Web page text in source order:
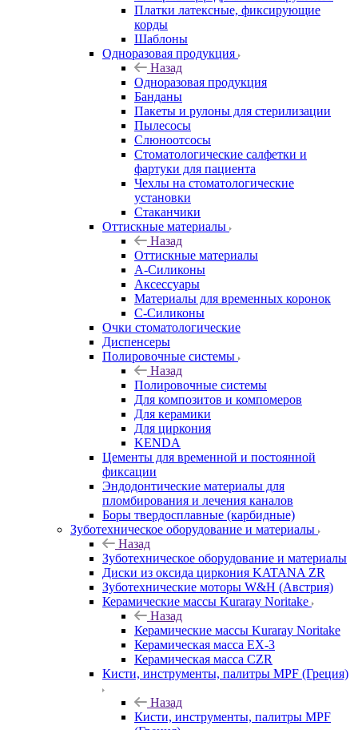
Платки латексные, фиксирующие
корды
Шаблоны
Одноразовая продукция
Назад
Одноразовая продукция
Банданы
Пакеты и рулоны для стерилизации
Пылесосы
Слюноотсосы
Стоматологические салфетки и
фартуки для пациента
Чехлы на стоматологические
установки
Стаканчики
Оттискные материалы
Назад
Оттискные материалы
А-Силиконы
Аксессуары
Материалы для временных коронок
С-Силиконы
Очки стоматологические
Диспенсеры
Полировочные системы
Назад
Полировочные системы
Для композитов и компомеров
Для керамики
Для циркония
KENDA
Цементы для временной и постоянной
фиксации
Эндодонтические материалы для
пломбирования и лечения каналов
Боры твердосплавные (карбидные)
Зуботехническое оборудование и материалы
Назад
Зуботехническое оборудование и материалы
Диски из оксида циркония KATANA ZR
Зуботехнические моторы W&H (Австрия)
Керамические массы Kuraray Noritake
Назад
Керамические массы Kuraray Noritake
Керамическая масса EX-3
Керамическая масса CZR
Кисти, инструменты, палитры MPF (Греция)
Назад
Кисти, инструменты, палитры MPF